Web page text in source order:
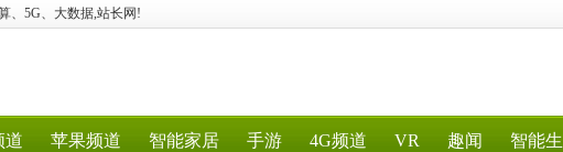
、5G、大数据,站长网!
道 苹果频道 智能家居 手游 4G频道 VR 趣闻 智能